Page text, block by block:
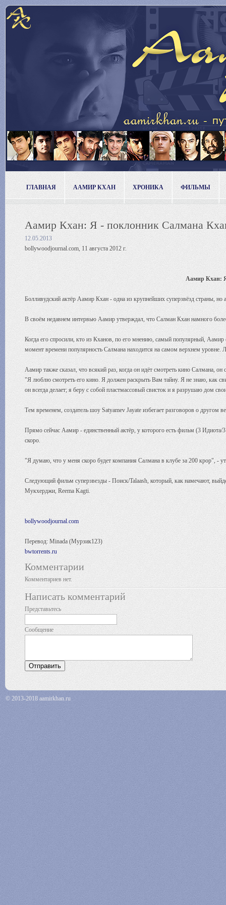
ГЛАВНАЯ ААМИР КХАН ХРОНИКА ФИЛЬМЫ
Аамир Кхан: Я - поклонник Салмана
12.05.2013
bollywoodjournal.com, 11 августа 2012 г.
Аамир Кхан:
Болливудский актёр Аамир Кхан - одна из крупнейших суперзвёзд страны,
В своём недавнем интервью Аамир утверждал, что Салман Кхан намного
Когда его спросили, кто из Кханов, по его мнению, самый популярный,
момент времени популярность Салмана находится на самом верхнем
Аамир также сказал, что всякий раз, когда он идёт смотреть кино Салмана,
"Я люблю смотреть его кино. Я должен раскрыть Вам тайну. Я не знаю, как
он всегда делает; я беру с собой пластмассовый свисток и я разрушаю дом
Тем временем, создатель шоу Satyamev Jayate избегает разговоров о
Прямо сейчас Аамир - единственный актёр, у которого есть фильм (3
скоро.
"Я думаю, что у меня скоро будет компания Салмана в клубе за 200 крор", -
Следующий фильм суперзвезды - Поиск/Talaash, который, как намечают,
Мукхерджи, Reema Kagti.
bollywoodjournal.com
Перевод: Minada (Мурзик123)
bwtorrents.ru
Комментарии
Комментариев нет.
Написать комментарий
Представьтесь
Сообщение
© 2013-2018 aamirkhan.ru